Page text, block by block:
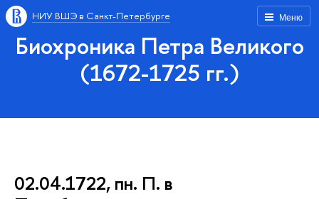
Меню
НИУ ВШЭ в Санкт-Петербурге
Биохроника Петра Великого
(1672-1725 гг.)
02.04.1722, пн. П. в